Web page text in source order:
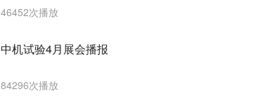
46452次播放
中机试验4月展会播报
84296次播放